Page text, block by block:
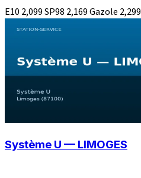
E10 2,099SP98 2,169Gazole 2,299
Système U — LIMOGES